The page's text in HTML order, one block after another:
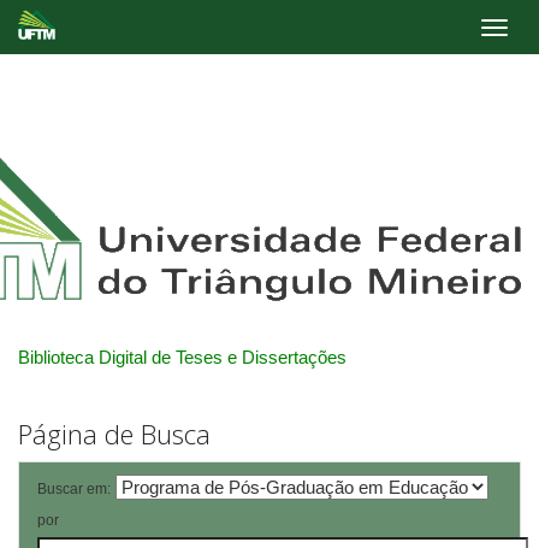
Biblioteca Digital de Teses e Dissertações
Página de Busca
Buscar em:
por